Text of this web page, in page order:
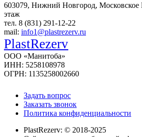
603079, Нижний Новгород, Московское
этаж
тел. 8 (831) 291-12-22
mail: info1@plastrezerv.ru
PlastRezerv
ООО «Манитоба»
ИНН: 5258108978
ОГРН: 1135258002660
Задать вопрос
Заказать звонок
Политика конфиденциальности
PlastRezerv: © 2018-2025